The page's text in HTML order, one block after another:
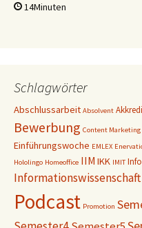
14Minuten
Schlagwörter
Abschlussarbeit Absolvent
Bewerbung Content Marketing
Einführungswoche EMLEX
Hololingo Homeoffice IIM IKK IMIT
Informationswissenschaft
Podcast Promotion